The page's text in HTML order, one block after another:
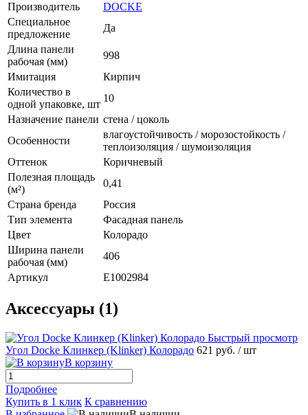
Производитель
DOCKE
Специальное
предложение
Да
Длина панели
рабочая (мм)
998
Имитация
Кирпич
Количество в
одной упаковке, шт
10
Назначение панели стена / цоколь
Особенности
влагоустойчивость / морозостойкость /
теплоизоляция / шумоизоляция
Оттенок
Коричневый
Полезная площадь
(м²)
0,41
Страна бренда
Россия
Тип элемента
Фасадная панель
Цвет
Колорадо
Ширина панели
рабочая (мм)
406
Артикул
E1002984
Аксессуары (1)
Быстрый просмотр
Угол Docke Клинкер (Klinker) Колорадо 621 руб. / шт
В корзину
Подробнее
Купить в 1 клик К сравнению